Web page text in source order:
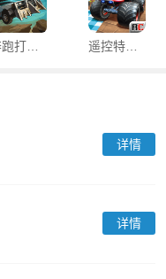
奔跑打僵尸最新版 遥控特技赛车最新版(RC Stunt Racing)
详情
详情